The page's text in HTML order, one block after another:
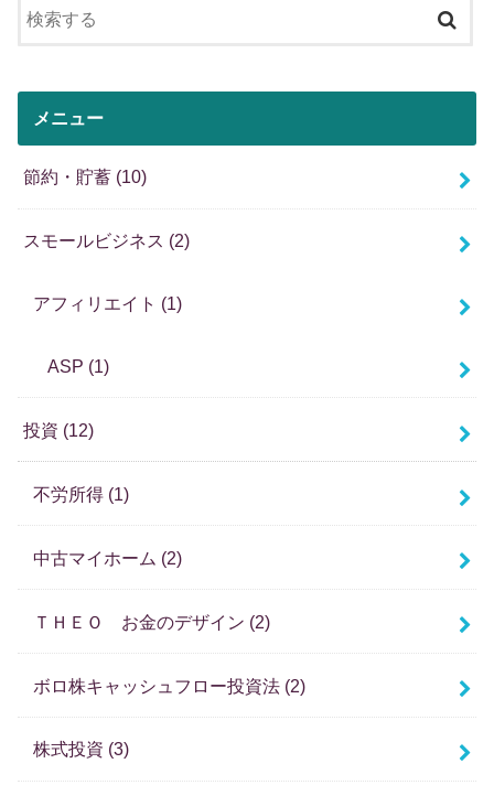
メニュー
節約・貯蓄 (10)
スモールビジネス (2)
アフィリエイト (1)
ASP (1)
投資 (12)
不労所得 (1)
中古マイホーム (2)
ＴＨＥＯ お金のデザイン (2)
ボロ株キャッシュフロー投資法 (2)
株式投資 (3)